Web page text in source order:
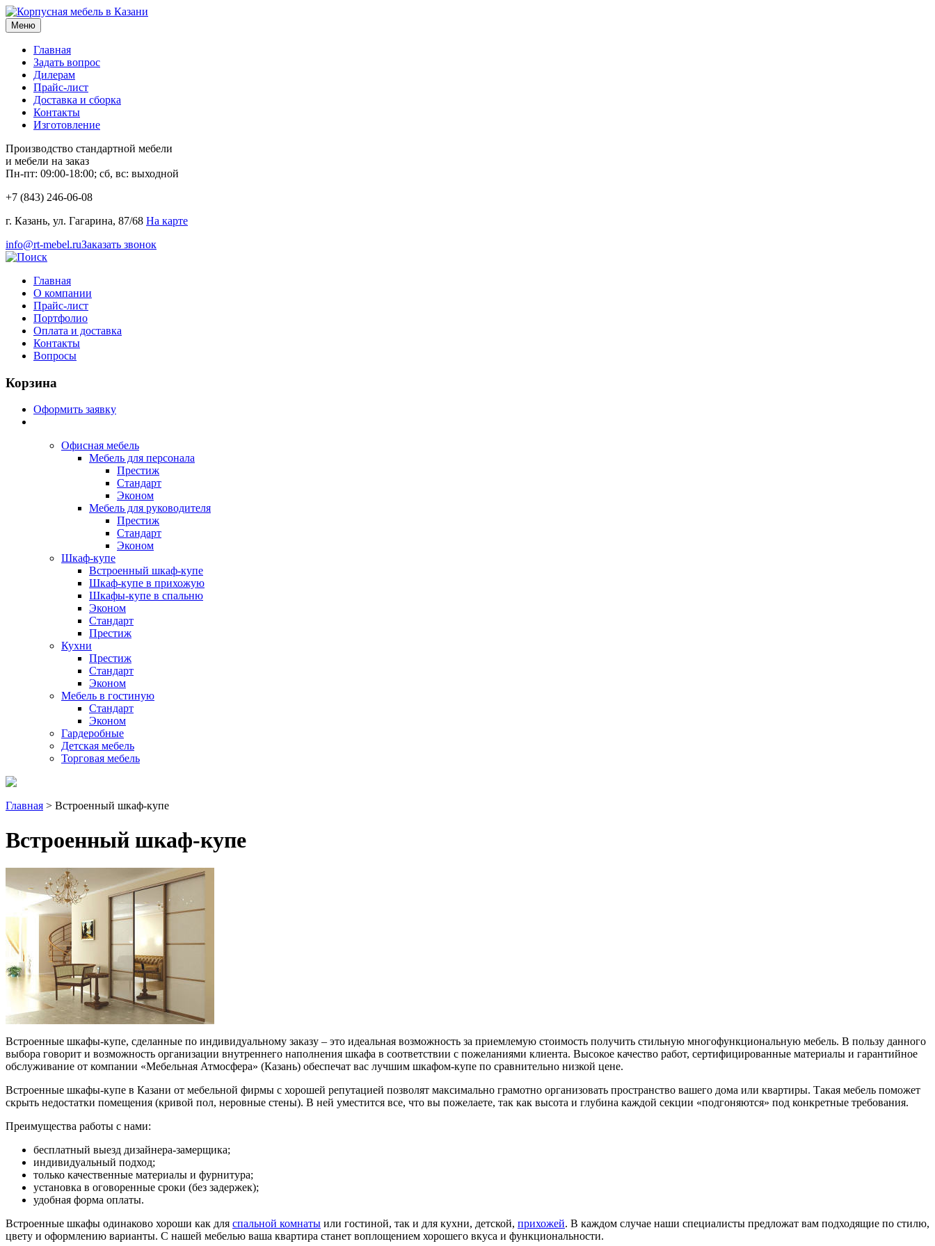
Меню
Главная
Задать вопрос
Дилерам
Прайс-лист
Доставка и сборка
Контакты
Изготовление
Производство стандартной мебели
и мебели на заказ
Пн-пт: 09:00-18:00; сб, вс: выходной
+7 (843) 246-06-08
г. Казань, ул. Гагарина, 87/68 На карте
info@rt-mebel.ruЗаказать звонок
Главная
О компании
Прайс-лист
Портфолио
Оплата и доставка
Контакты
Вопросы
Корзина
Оформить заявку
Офисная мебель
Мебель для персонала
Престиж
Стандарт
Эконом
Мебель для руководителя
Престиж
Стандарт
Эконом
Шкаф-купе
Встроенный шкаф-купе
Шкаф-купе в прихожую
Шкафы-купе в спальню
Эконом
Стандарт
Престиж
Кухни
Престиж
Стандарт
Эконом
Мебель в гостиную
Стандарт
Эконом
Гардеробные
Детская мебель
Торговая мебель
Главная > Встроенный шкаф-купе
Встроенный шкаф-купе
Встроенные шкафы-купе, сделанные по индивидуальному заказу – это идеальная возможность за приемлемую стоимость получить стильную многофункциональную мебель. В пользу данного
выбора говорит и возможность организации внутреннего наполнения шкафа в соответствии с пожеланиями клиента. Высокое качество работ, сертифицированные материалы и гарантийное
обслуживание от компании «Мебельная Атмосфера» (Казань) обеспечат вас лучшим шкафом-купе по сравнительно низкой цене.
Встроенные шкафы-купе в Казани от мебельной фирмы с хорошей репутацией позволят максимально грамотно организовать пространство вашего дома или квартиры. Такая мебель поможет
скрыть недостатки помещения (кривой пол, неровные стены). В ней уместится все, что вы пожелаете, так как высота и глубина каждой секции «подгоняются» под конкретные требования.
Преимущества работы с нами:
бесплатный выезд дизайнера-замерщика;
индивидуальный подход;
только качественные материалы и фурнитура;
установка в оговоренные сроки (без задержек);
удобная форма оплаты.
Встроенные шкафы одинаково хороши как для спальной комнаты или гостиной, так и для кухни, детской, прихожей. В каждом случае наши специалисты предложат вам подходящие по стилю,
цвету и оформлению варианты. С нашей мебелью ваша квартира станет воплощением хорошего вкуса и функциональности.